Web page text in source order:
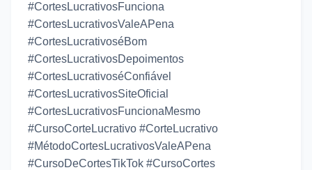
#CortesLucrativosFunciona
#CortesLucrativosValeAPena
#CortesLucrativoséBom
#CortesLucrativosDepoimentos
#CortesLucrativoséConfiável
#CortesLucrativosSiteOficial
#CortesLucrativosFuncionaMesmo
#CursoCorteLucrativo #CorteLucrativo
#MétodoCortesLucrativosValeAPena
#CursoDeCortesTikTok #CursoCortes